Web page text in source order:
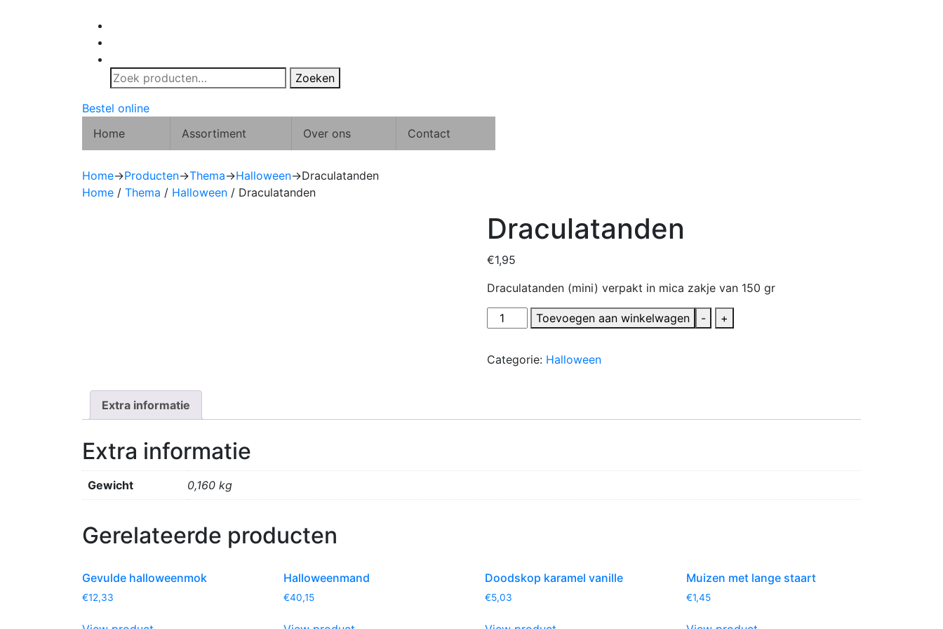
Zoeken
naar:
Zoeken
Bestel online
Home
Assortiment Over ons Contact
Home→Producten→Thema→Halloween→Draculatanden
Home / Thema / Halloween / Draculatanden
Draculatanden
€1,95
Draculatanden (mini) verpakt in mica zakje van 150 gr
-
Draculatanden
aantal
+
Toevoegen aan winkelwagen
Categorie: Halloween
Extra informatie
Extra informatie
Gewicht 0,160 kg
Gerelateerde producten
Gevulde halloweenmok
€12,33
Halloweenmand
€40,15
Doodskop karamel vanille
€5,03
Muizen met lange staart
€1,45